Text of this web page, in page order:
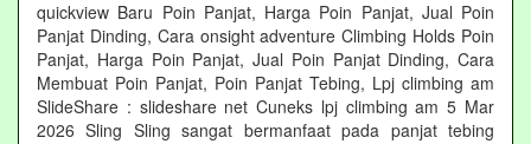
quickview Baru Poin Panjat, Harga Poin Panjat, Jual Poin
Panjat Dinding, Cara onsight adventure Climbing Holds Poin
Panjat, Harga Poin Panjat, Jual Poin Panjat Dinding, Cara
Membuat Poin Panjat, Poin Panjat Tebing, Lpj climbing am
SlideShare : slideshare net Cuneks lpj climbing am 5 Mar
2026 Sling Sling sangat bermanfaat pada panjat tebing